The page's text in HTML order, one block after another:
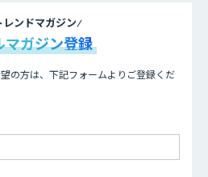
レンドマガジン
マガジン登録
の方は、下記フォームよりご登録くだ